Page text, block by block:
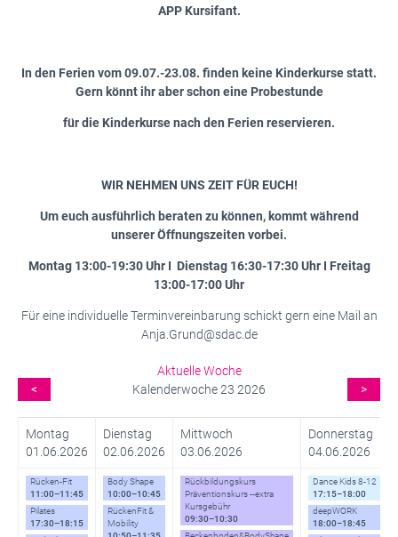
APP Kursifant.
In den Ferien vom 09.07.-23.08. finden keine Kinderkurse statt.
Gern könnt ihr aber schon eine Probestunde
für die Kinderkurse nach den Ferien reservieren.
WIR NEHMEN UNS ZEIT FÜR EUCH!
Um euch ausführlich beraten zu können, kommt während
unserer Öffnungszeiten vorbei.
Montag 13:00-19:30 Uhr I Dienstag 16:30-17:30 Uhr I Freitag
13:00-17:00 Uhr
Für eine individuelle Terminvereinbarung schickt gern eine Mail an
Anja.Grund@sdac.de
Aktuelle Woche
<
>
Kalenderwoche 23 2026
Montag
01.06.2026
Dienstag
02.06.2026
Mittwoch
03.06.2026
Donnerstag
04.06.2026
Rücken-Fit
11:00–11:45
Pilates
17:30–18:15
Body Shape
10:00–10:45
RückenFit &
Mobility
Rückbildungskurs
Präventionskurs --extra
Kursgebühr
09:30–10:30
Dance Kids 8-12
17:15–18:00
deepWORK
18:00–18:45